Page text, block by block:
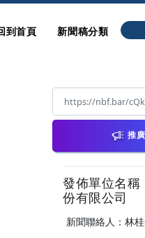
到首頁 新聞稿分類
推
發佈單位名稱
份有限公司
新聞聯絡人：林